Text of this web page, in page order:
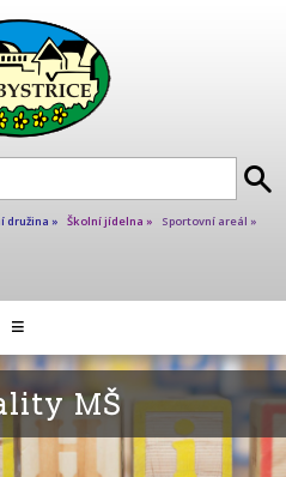
družina » Školní jídelna » Sportovní areál »
≡
MŠ